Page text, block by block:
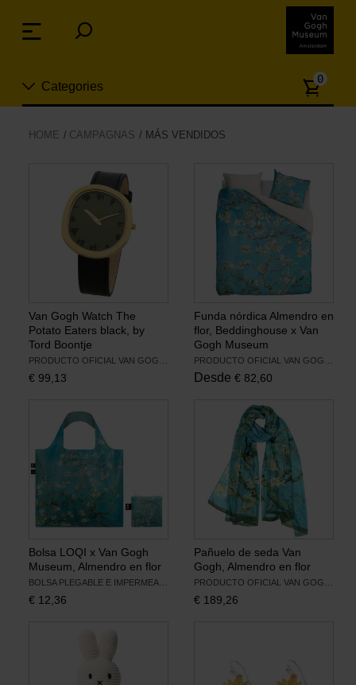
links
Jump
content
Categories
Nuevo
Hogar y Cocina
Ocio
Lienzos y Láminas
Regalos
0
HOME CAMPAGNAS MÁS VENDIDOS
Van Gogh Watch The
Potato Eaters black, by
Tord Boontje
€ 99,13
Funda nórdica Almendro en
flor, Beddinghouse x Van
Gogh Museum
Desde € 82,60
Bolsa LOQI x Van Gogh
Museum, Almendro en flor
€ 12,36
Pañuelo de seda Van
Gogh, Almendro en flor
€ 189,26
Menu